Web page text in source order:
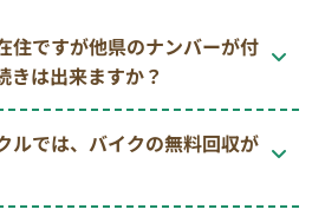
住ですが他県のナンバーが付
きは出来ますか？
ルでは、バイクの無料回収が